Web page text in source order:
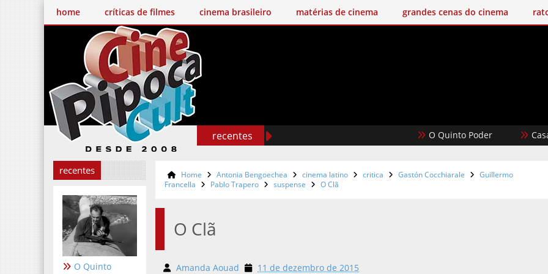
home críticas de filmes cinema brasileiro matérias de cinema grandes cenas do cinema
recentes O Quinto Poder Casablanca
recentes
O Quinto
Home Antonia Bengoechea cinema latino critica Gastón Cocchiarale
Guillermo
Francella
Pablo Trapero suspense O Clã
O Clã
Amanda Aouad 11 de dezembro de 2015